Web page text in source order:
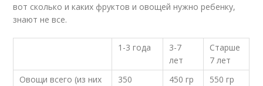
вот сколько и каких фруктов и овощей нужно ребенку,
знают не все.
1-3 года
3-7
лет
Старше
7 лет
Овощи всего (из них
350
450 гр
550 гр